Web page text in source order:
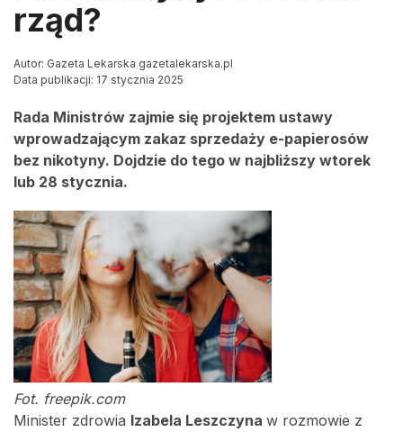
rząd?
Autor: Gazeta Lekarska gazetalekarska.pl
Data publikacji: 17 stycznia 2025
Rada Ministrów zajmie się projektem ustawy
wprowadzającym zakaz sprzedaży e-papierosów
bez nikotyny. Dojdzie do tego w najbliższy wtorek
lub 28 stycznia.
Fot. freepik.com
Minister zdrowia Izabela Leszczyna w rozmowie z